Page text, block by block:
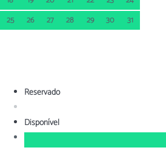
25
26 27 28 29 30 31
Reservado
Disponível